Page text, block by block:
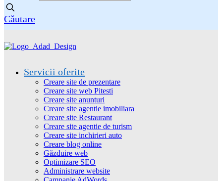
Căutare
Servicii oferite
Creare site de prezentare
Creare site web Pitesti
Creare site anunturi
Creare site agentie imobiliara
Creare site Restaurant
Creare site agentie de turism
Creare site inchirieri auto
Creare blog online
Găzduire web
Optimizare SEO
Administrare website